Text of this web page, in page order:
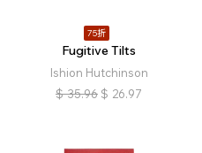
75折
Fugitive Tilts
Ishion Hutchinson
$ 35.96 $ 26.97